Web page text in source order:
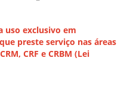
uso exclusivo em
preste serviço nas áreas
CRF e CRBM (Lei